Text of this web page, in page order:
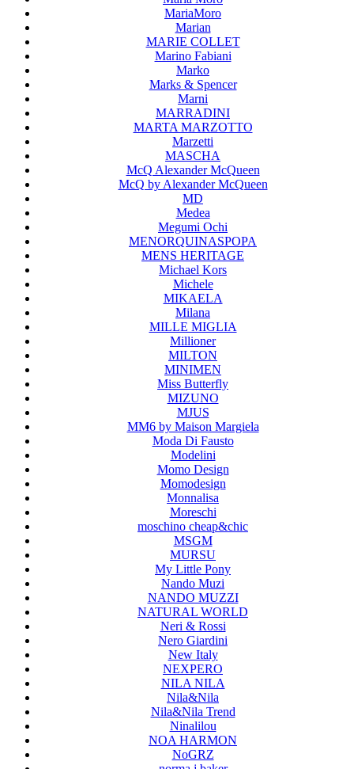
MariaMoro
Marian
MARIE COLLET
Marino Fabiani
Marko
Marks & Spencer
Marni
MARRADINI
MARTA MARZOTTO
Marzetti
MASCHA
McQ Alexander McQueen
McQ by Alexander McQueen
MD
Medea
Megumi Ochi
MENORQUINASPOPA
MENS HERITAGE
Michael Kors
Michele
MIKAELA
Milana
MILLE MIGLIA
Millioner
MILTON
MINIMEN
Miss Butterfly
MIZUNO
MJUS
MM6 by Maison Margiela
Moda Di Fausto
Modelini
Momo Design
Momodesign
Monnalisa
Moreschi
moschino cheap&chic
MSGM
MURSU
My Little Pony
Nando Muzi
NANDO MUZZI
NATURAL WORLD
Neri & Rossi
Nero Giardini
New Italy
NEXPERO
NILA NILA
Nila&Nila
Nila&Nila Trend
Ninalilou
NOA HARMON
NoGRZ